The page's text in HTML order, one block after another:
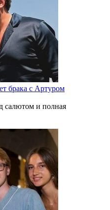
брака с Артуром
салютом и полная